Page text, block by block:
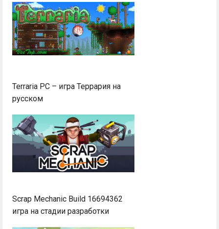
Terraria PC – игра Террария на
русском
Scrap Mechanic Build 16694362
игра на стадии разработки